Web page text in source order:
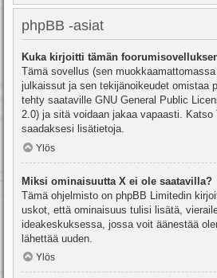
phpBB -asiat
Kuka kirjoitti tämän
Tämä sovellus (sen
julkaissut ja sen tekijänoikeudet omistaa
tehty saataville GNU General Public
2.0) ja sitä voidaan jakaa vapaasti. Katso
saadaksesi lisätietoja.
Ylös
Miksi ominaisuutta X ei ole saatavilla?
Tämä ohjelmisto on phpBB Limitedin
uskot, että ominaisuus tulisi lisätä,
ideakeskuksessa , jossa voit äänestää
lähettää uuden.
Ylös